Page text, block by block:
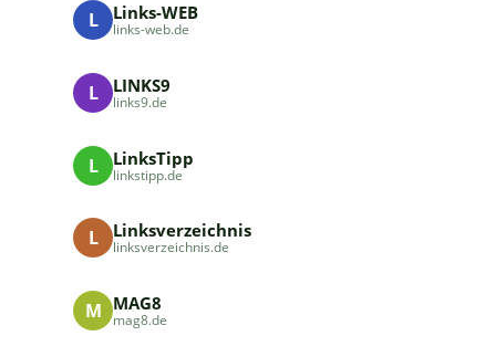
L Links-WEB
links-web.de
L LINKS9
links9.de
L LinksTipp
linkstipp.de
L Linksverzeichnis
linksverzeichnis.de
M MAG8
mag8.de